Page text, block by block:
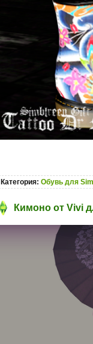
Категория: Обувь для
Кимоно от Vivi